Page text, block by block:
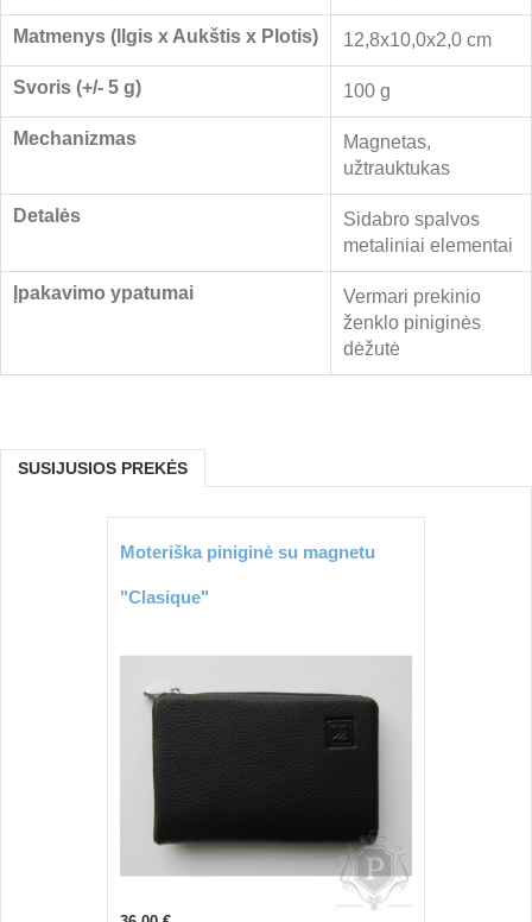
Matmenys (Ilgis x Aukštis x Plotis) 12,8x10,0x2,0 cm
Svoris (+/- 5 g) 100 g
Mechanizmas
Magnetas,
užtrauktukas
Detalės
Sidabro spalvos
metaliniai elementai
Įpakavimo ypatumai
Vermari prekinio
ženklo piniginės
dėžutė
SUSIJUSIOS PREKĖS
Moteriška piniginė su magnetu
"Clasique"